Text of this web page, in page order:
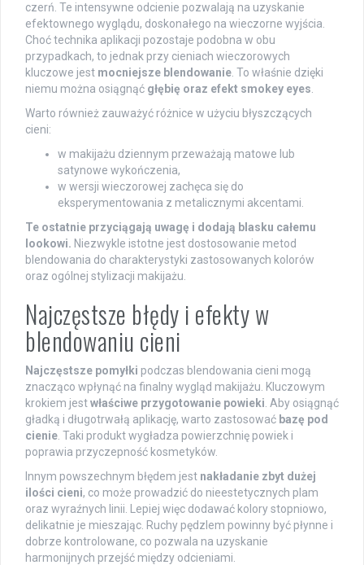
czerń. Te intensywne odcienie pozwalają na uzyskanie
efektownego wyglądu, doskonałego na wieczorne wyjścia.
Choć technika aplikacji pozostaje podobna w obu
przypadkach, to jednak przy cieniach wieczorowych
kluczowe jest mocniejsze blendowanie . To właśnie dzięki
niemu można osiągnąć głębię oraz efekt smokey eyes
Warto również zauważyć różnice w użyciu błyszczących
cieni:
w makijażu dziennym przeważają matowe lub
satynowe wykończenia,
w wersji wieczorowej zachęca się do
eksperymentowania z metalicznymi akcentami.
Te ostatnie przyciągają uwagę i dodają blasku całemu
lookowi. Niezwykle istotne jest dostosowanie metod
blendowania do charakterystyki zastosowanych kolorów
oraz ogólnej stylizacji makijażu.
Najczęstsze błędy i efekty w
blendowaniu cieni
Najczęstsze pomyłki podczas blendowania cieni mogą
znacząco wpłynąć na finalny wygląd makijażu. Kluczowym
krokiem jestwłaściwe przygotowanie powieki . Aby osiągnąć
gładką i długotrwałą aplikację, warto zastosować bazę pod
cienie . Taki produkt wygładza powierzchnię powiek i
poprawia przyczepność kosmetyków.
Innym powszechnym błędem jest nakładanie zbyt dużej
ilości cieni, co może prowadzić do nieestetycznych plam
oraz wyraźnych linii. Lepiej więc dodawać kolory stopniowo,
delikatnie je mieszając. Ruchy pędzlem powinny być płynne i
dobrze kontrolowane, co pozwala na uzyskanie
harmonijnych przejść między odcieniami.